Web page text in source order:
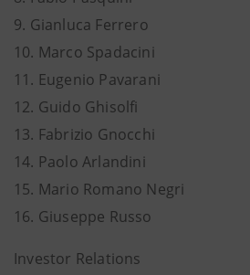
9. Gianluca Ferrero
10. Marco Spadacini
11. Eugenio Pavarani
12. Guido Ghisolfi
13. Fabrizio Gnocchi
14. Paolo Arlandini
15. Mario Romano Negri
16. Giuseppe Russo
Investor Relations